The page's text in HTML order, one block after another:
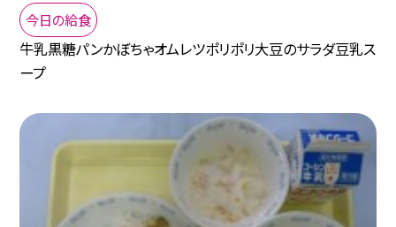
今日の給食
牛乳黒糖パンかぼちゃオムレツポリポリ大豆のサラダ豆乳ス
ープ